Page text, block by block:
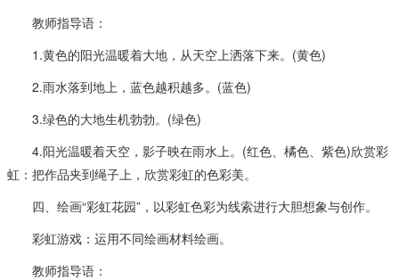
教师指导语：
1.黄色的阳光温暖着大地，从天空上洒落下来。(黄色)
2.雨水落到地上，蓝色越积越多。(蓝色)
3.绿色的大地生机勃勃。(绿色)
4.阳光温暖着天空，影子映在雨水上。(红色、橘色、紫色)欣赏彩
虹：把作品夹到绳子上，欣赏彩虹的色彩美。
四、绘画“彩虹花园”，以彩虹色彩为线索进行大胆想象与创作。
彩虹游戏：运用不同绘画材料绘画。
教师指导语：